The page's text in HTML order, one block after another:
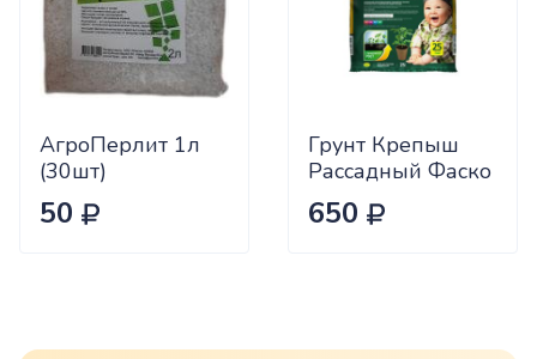
АгроПерлит 1л
(30шт)
50
Грунт Крепыш
Рассадный Фаско
25л
650